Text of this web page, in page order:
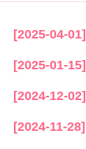
[2025-04-01]
[2025-01-15]
[2024-12-02]
[2024-11-28]